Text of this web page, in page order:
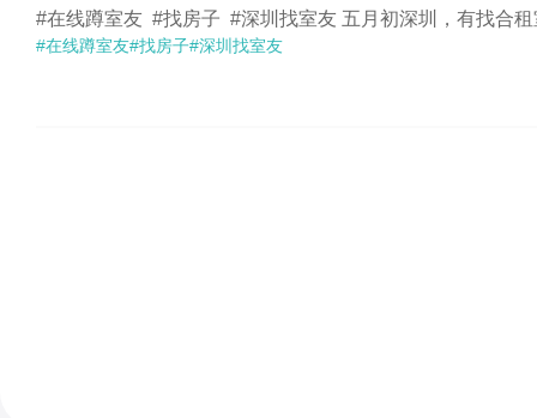
#在线蹲室友  #找房子  #深圳找室友 五月初深圳，有找合
#在线蹲室友#找房子#深圳找室友